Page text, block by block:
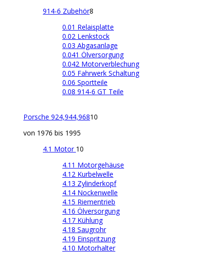
914-6 Zubehör8
0.01 Relaisplatte
0.02 Lenkstock
0.03 Abgasanlage
0.041 Ölversorgung
0.042 Motorverblechung
0.05 Fahrwerk Schaltung
0.06 Sportteile
0.08 914-6 GT Teile
Porsche 924,944,96810
von 1976 bis 1995
4.1 Motor 10
4.11 Motorgehäuse
4.12 Kurbelwelle
4.13 Zylinderkopf
4.14 Nockenwelle
4.15 Riementrieb
4.16 Ölversorgung
4.17 Kühlung
4.18 Saugrohr
4.19 Einspritzung
4.10 Motorhalter